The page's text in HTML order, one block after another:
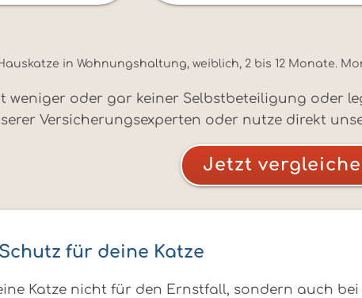
in Wohnungshaltung, weiblich, 2 bis 12 Monate.
weniger oder gar keiner Selbstbeteiligung oder
Versicherungsexperten oder nutze direkt
Jetzt
für deine Katze
Katze nicht für den Ernstfall, sondern auch